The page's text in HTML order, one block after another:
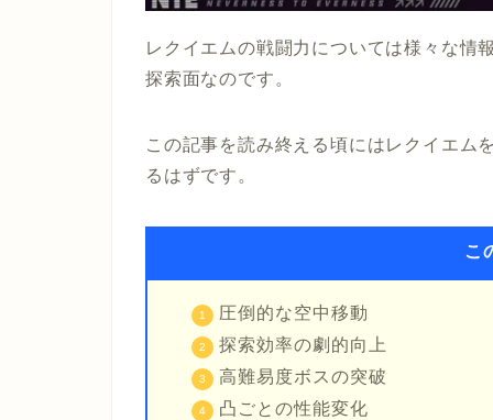
レクイエムの戦闘力については様々な情
探索面なのです。
この記事を読み終える頃にはレクイエム
るはずです。
こ
圧倒的な空中移動
探索効率の劇的向上
高難易度ボスの突破
凸ごとの性能変化